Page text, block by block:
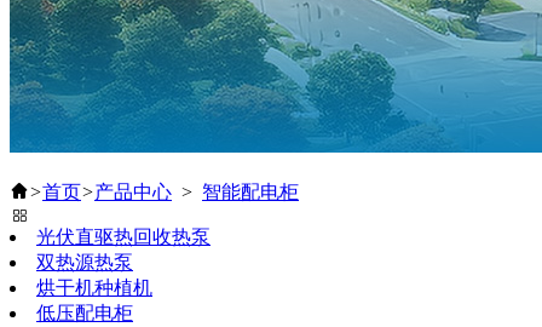
>首页>产品中心 > 智能配电柜
光伏直驱热回收热泵
双热源热泵
烘干机种植机
低压配电柜